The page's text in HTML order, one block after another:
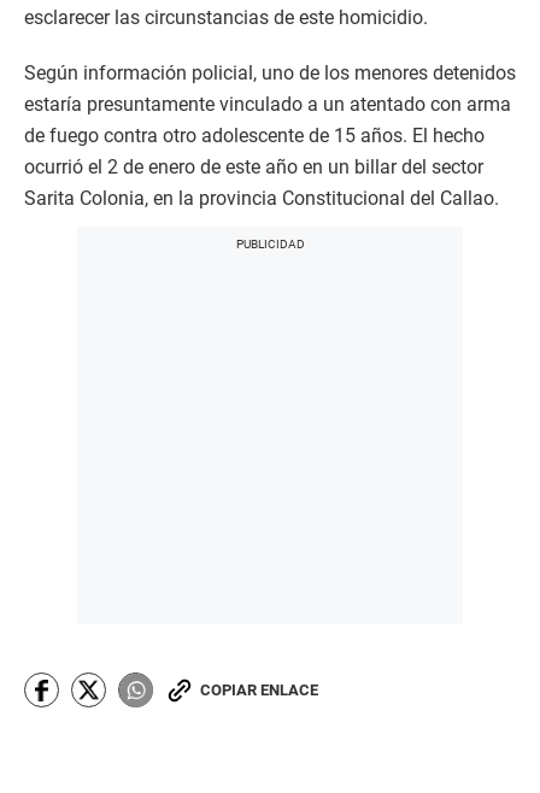
esclarecer las circunstancias de este homicidio.
Según información policial, uno de los menores detenidos
estaría presuntamente vinculado a un atentado con arma
de fuego contra otro adolescente de 15 años. El hecho
ocurrió el 2 de enero de este año en un billar del sector
Sarita Colonia, en la provincia Constitucional del Callao.
COPIAR ENLACE